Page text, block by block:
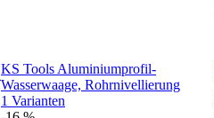
KS Tools Aluminiumprofil-
Wasserwaage, Rohrnivellierung
1 Varianten